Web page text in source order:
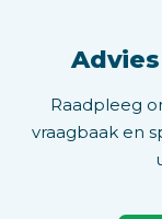
Raadpleeg
vraagbaak en